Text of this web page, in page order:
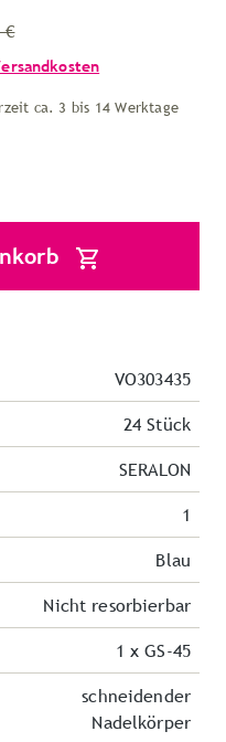
€
ca. 3 bis 14 Werktage
VO303435
24 Stück
SERALON
1
Blau
Nicht resorbierbar
1 x GS-45
schneidender
Nadelkörper